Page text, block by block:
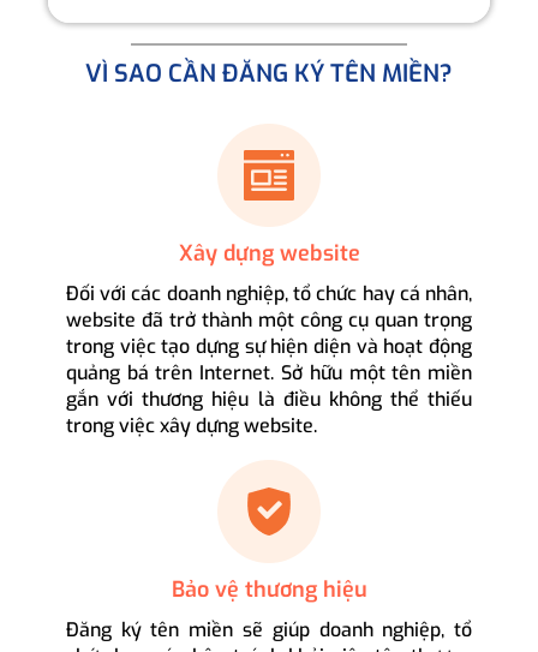
VÌ SAO CẦN ĐĂNG KÝ TÊN MIỀN?
Xây dựng website
Đối với các doanh nghiệp, tổ chức hay cá nhân,
website đã trở thành một công cụ quan trọng
trong việc tạo dựng sự hiện diện và hoạt động
quảng bá trên Internet. Sở hữu một tên miền
gắn với thương hiệu là điều không thể thiếu
trong việc xây dựng website.
Bảo vệ thương hiệu
Đăng ký tên miền sẽ giúp doanh nghiệp, tổ